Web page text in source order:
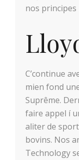
nos
C’continue
mien fond
Suprême.
faire appel í
aliter de
bovins. Nos
Technology